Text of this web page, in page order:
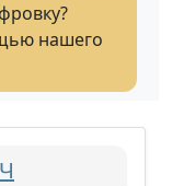
нашего